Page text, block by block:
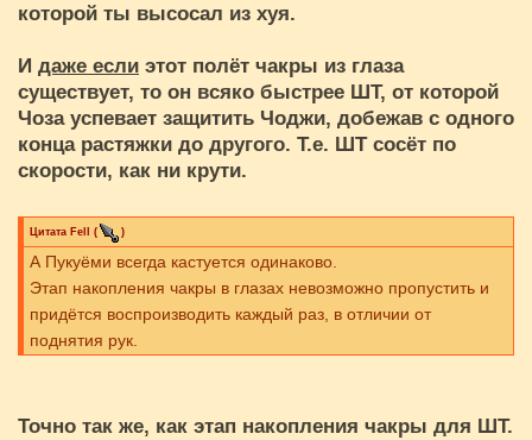
которой ты высосал из хуя.
И даже если этот полёт чакры из глаза
существует, то он всяко быстрее ШТ, от которой
Чоза успевает защитить Чоджи, добежав с одного
конца растяжки до другого. Т.е. ШТ сосёт по
скорости, как ни крути.
Цитата Fell ( )
А Пукуёми всегда кастуется одинаково.
Этап накопления чакры в глазах невозможно пропустить и
придётся воспроизводить каждый раз, в отличии от
поднятия рук.
Точно так же, как этап накопления чакры для ШТ.